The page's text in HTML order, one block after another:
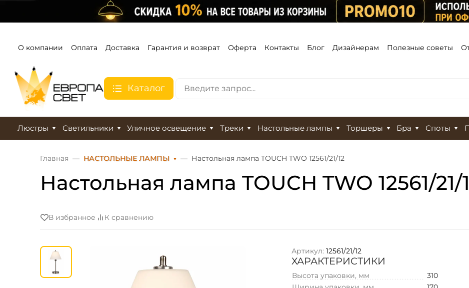
О компании Оплата Доставка Гарантия и возврат Оферта Контакты Блог Дизайнерам Полезные советы
Каталог
Люстры Светильники Уличное освещение Треки Настольные лампы Торшеры Бра Споты
Главная НАСТОЛЬНЫЕ ЛАМПЫ Настольная лампа TOUCH TWO 12561/21/12
Настольная лампа TOUCH TWO 12561/21/
В избранное К сравнению
Артикул: 12561/21/12
ХАРАКТЕРИСТИКИ
Высота упаковки, мм
310